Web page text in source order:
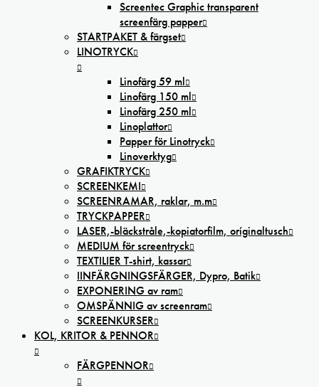
Screentec Graphic transparent
screenfärg papper
STARTPAKET & färgset
LINOTRYCK
Linofärg 59 ml
Linofärg 150 ml
Linofärg 250 ml
Linoplattor
Papper för Linotryck
Linoverktyg
GRAFIKTRYCK
SCREENKEMI
SCREENRAMAR, raklar, m.m
TRYCKPAPPER
LASER,-bläckstråle,-kopiatorfilm, oríginaltusch
MEDIUM för screentryck
TEXTILIER T-shirt, kassar
IINFÄRGNINGSFÄRGER, Dypro, Batik
EXPONERING av ram
OMSPÄNNIG av screenram
SCREENKURSER
KOL, KRITOR & PENNOR
FÄRGPENNOR